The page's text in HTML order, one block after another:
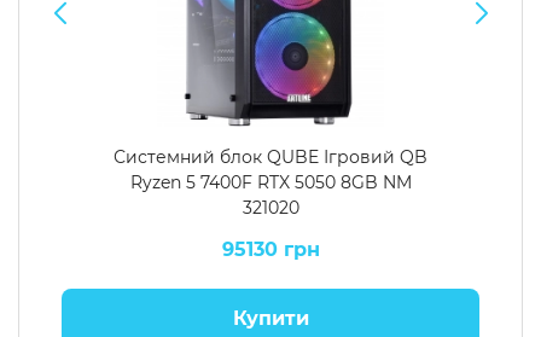
Системний блок QUBE Ігровий QB
Ryzen 5 7400F RTX 5050 8GB NM
321020
95130 грн
Купити